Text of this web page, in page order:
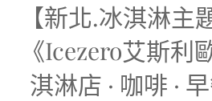
【新北.冰淇淋主
《Icezero艾斯利
淇淋店 · 咖啡 ·